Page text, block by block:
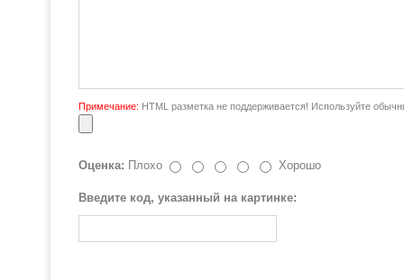
Примечание: HTML разметка не поддерживается! Используйте
Оценка: Плохо Хорошо
Введите код, указанный на картинке: